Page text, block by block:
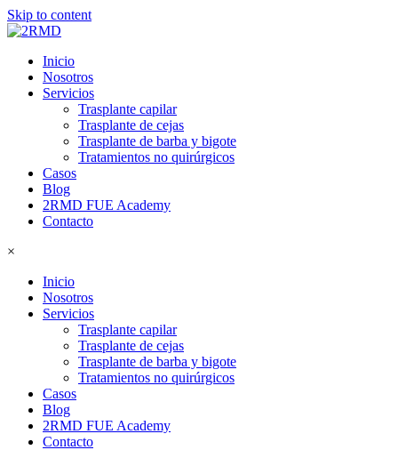
Skip to content
Inicio
Nosotros
Servicios
Trasplante capilar
Trasplante de cejas
Trasplante de barba y bigote
Tratamientos no quirúrgicos
Casos
Blog
2RMD FUE Academy
Contacto
×
Inicio
Nosotros
Servicios
Trasplante capilar
Trasplante de cejas
Trasplante de barba y bigote
Tratamientos no quirúrgicos
Casos
Blog
2RMD FUE Academy
Contacto